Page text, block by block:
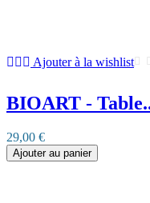
Ajouter à la wishlist
BIOART -
29,00 €
Ajouter au panier